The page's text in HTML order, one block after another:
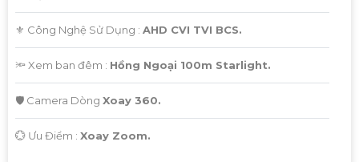
⚜️ Công Nghệ Sử Dụng : AHD CVI TVI BCS.
🔦 Xem ban đêm : Hồng Ngoại 100m Starlight.
🛡 Camera Dòng Xoay 360.
️💮 Ưu Điểm : Xoay Zoom.